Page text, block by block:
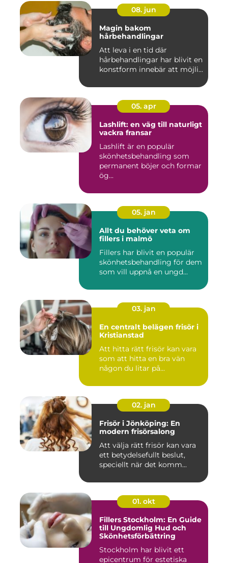
08. jun
Magin bakom
hårbehandlingar
Att leva i en tid där
hårbehandlingar har blivit en
konstform innebär att möjli...
05. apr
Lashlift: en väg till naturligt
vackra fransar
Lashlift är en populär
skönhetsbehandling som
permanent böjer och formar
ög...
05. jan
Allt du behöver veta om
fillers i malmö
Fillers har blivit en populär
skönhetsbehandling för dem
som vill uppnå en ungd...
03. jan
En centralt belägen frisör i
Kristianstad
Att hitta rätt frisör kan vara
som att hitta en bra vän
någon du litar på...
02. jan
Frisör i Jönköping: En
modern frisörsalong
Att välja rätt frisör kan vara
ett betydelsefullt beslut,
speciellt när det komm...
01. okt
Fillers Stockholm: En Guide
till Ungdomlig Hud och
Skönhetsförbättring
Stockholm har blivit ett
epicentrum för estetiska